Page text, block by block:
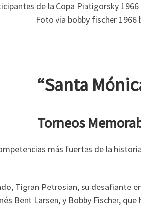
de la Copa Piatigorsky
Foto via bobby fischer 1966
“Santa
Torneos
más fuertes de la
Tigran Petrosian, su desafiante
Bent Larsen, y Bobby Fischer,